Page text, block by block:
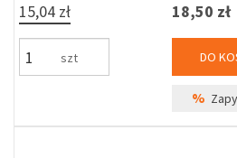
15,04 zł
szt
18,50 zł
DO
%